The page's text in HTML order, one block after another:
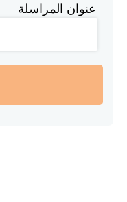
عنوان المراسلة